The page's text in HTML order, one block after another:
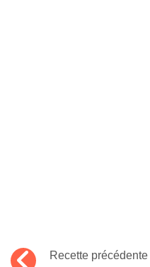
Recette précédente